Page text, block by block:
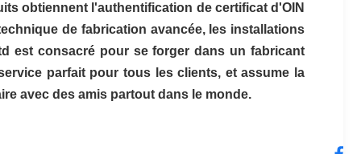
obtiennent l'authentification de certificat d'OIN
de fabrication avancée, les installations
est consacré pour se forger dans un fabricant
parfait pour tous les clients, et assume la
avec des amis partout dans le monde.